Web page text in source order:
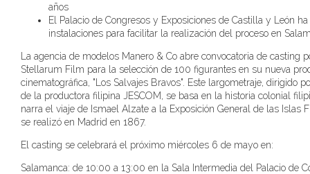
años
El Palacio de Congresos y Exposiciones de Castilla y León
instalaciones para facilitar la realización del proceso en
La agencia de modelos Manero & Co abre convocatoria de casting
Stellarum Film para la selección de 100 figurantes en su nueva
cinematográfica, "Los Salvajes Bravos". Este largometraje, dirigido
de la productora filipina JESCOM, se basa en la historia colonial
narra el viaje de Ismael Alzate a la Exposición General de las Islas
se realizó en Madrid en 1867.
El casting se celebrará el próximo miércoles 6 de mayo en:
Salamanca: de 10:00 a 13:00 en la Sala Intermedia del Palacio de